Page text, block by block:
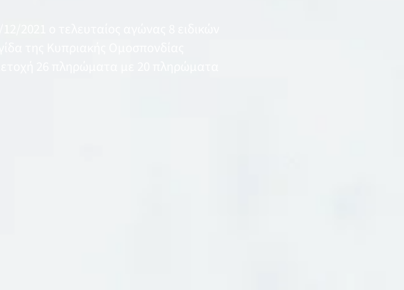
ο τελευταίος αγώνας 8 ειδικών
της Κυπριακής Ομοσπονδίας
26 πληρώματα με 20 πληρώματα